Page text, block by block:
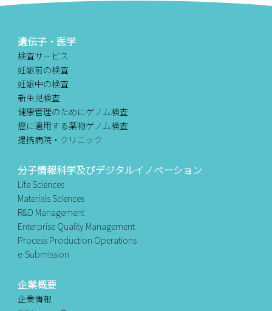
遺伝子・医学
検査サービス
妊娠前の検査
妊娠中の検査
新生児検査
健康管理のためにゲノム検査
癌に適用する薬物ゲノム検査
提携病院・クリニック
分子情報科学及びデジタルイノベーション
Life Sciences
Materials Sciences
R&D Management
Enterprise Quality Management
Process Production Operations
e-Submission
企業概要
企業情報